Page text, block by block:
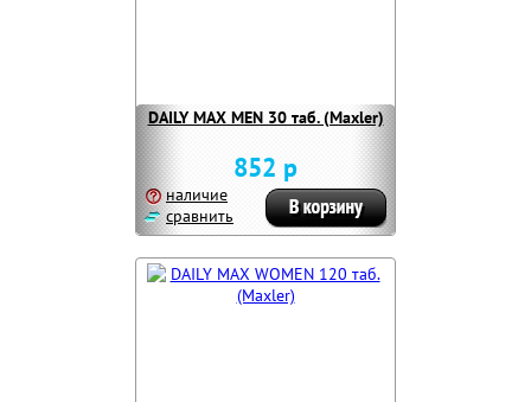
DAILY MAX MEN 30 таб. (Maxler)
852 р
наличие
сравнить